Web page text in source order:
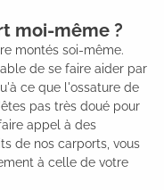
moi-même ?
montés soi-même.
de se faire aider par
ce que l'ossature de
pas très doué pour
appel à des
de nos carports, vous
à celle de votre